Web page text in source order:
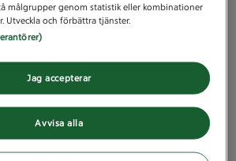
målgrupper genom statistik eller kombinationer
Utveckla och förbättra tjänster.
Avvisa alla
Jag accepterar